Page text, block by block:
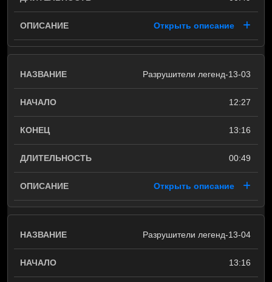
Открыть описание
Разрушители легенд-13-03
12:27
13:16
00:49
Открыть описание
Разрушители легенд-13-04
13:16